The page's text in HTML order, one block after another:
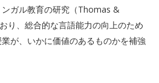
ガル教育の研究（Thomas &
り、総合的な言語能力の向上のため
が、いかに価値のあるものかを補強